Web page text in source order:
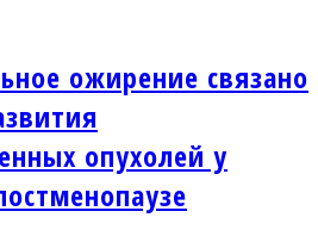
ожирение связано
опухолей у